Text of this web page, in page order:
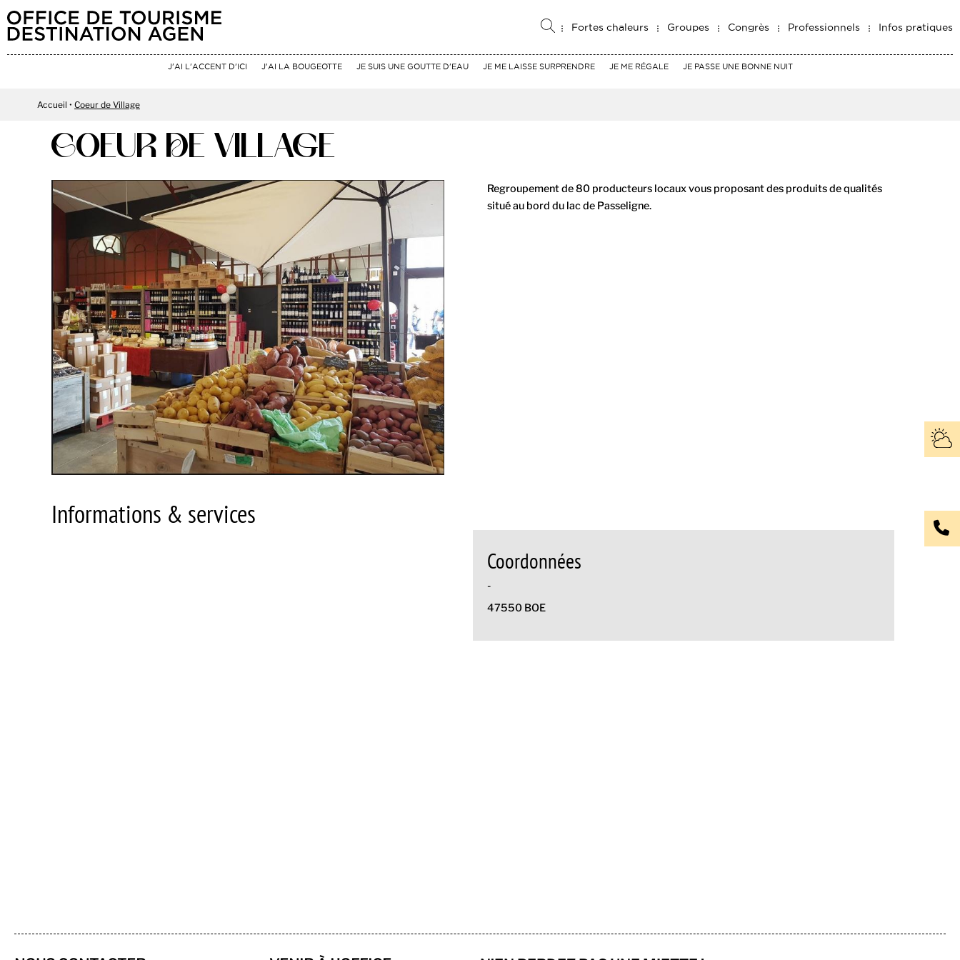
Fortes chaleurs Groupes Congrès Professionnels Infos pratiques
J'AI L'ACCENT D'ICI J'AI LA BOUGEOTTE JE SUIS UNE GOUTTE D'EAU JE ME LAISSE SURPRENDRE JE ME RÉGALE JE PASSE UNE BONNE NUIT
Accueil Coeur de Village
COEUR DE VILLAGE
Regroupement de 80 producteurs locaux vous proposant des produits de qualités
situé au bord du lac de Passeligne.
Informations & services
Coordonnées
-
47550 BOE